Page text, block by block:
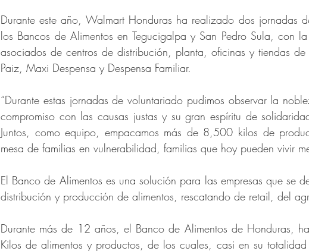
Durante este año, Walmart Honduras ha realizado dos jornadas
los Bancos de Alimentos en Tegucigalpa y San Pedro Sula, con
asociados de centros de distribución, planta, oficinas y tiendas
Paiz, Maxi Despensa y Despensa Familiar.
“Durante estas jornadas de voluntariado pudimos observar la
compromiso con las causas justas y su gran espíritu de
Juntos, como equipo, empacamos más de 8,500 kilos de
mesa de familias en vulnerabilidad, familias que hoy pueden vivir
El Banco de Alimentos es una solución para las empresas que se
distribución y producción de alimentos, rescatando de retail, del
Durante más de 12 años, el Banco de Alimentos de Honduras,
Kilos de alimentos y productos, de los cuales, casi en su